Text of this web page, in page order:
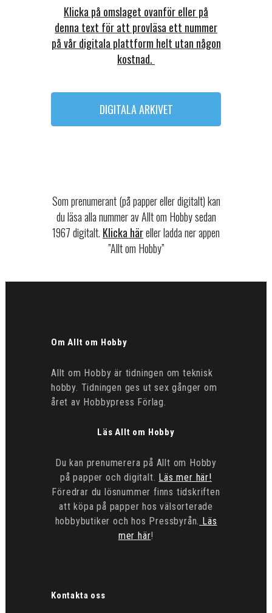
Klicka på omslaget ovanför eller på
denna text för att provläsa ett nummer
på vår digitala plattform helt utan någon
kostnad.
DIGITALA ARKIVET
Som prenumerant (på papper eller digitalt) kan
du läsa alla nummer av Allt om Hobby sedan
1967 digitalt. Klicka häreller ladda ner appen
”Allt om Hobby”
Om Allt om Hobby
Allt om Hobby är tidningen om teknisk
hobby. Tidningen ges ut sex gånger om
året av Hobbypress Förlag.
Läs Allt om Hobby
Du kan prenumerera på Allt om Hobby
på papper och digitalt. Läs mer här!
Föredrar du lösnummer finns tidskriften
att köpa på papper hos välsorterade
hobbybutiker och hos Pressbyrån. Läs
mer här!
Kontakta oss